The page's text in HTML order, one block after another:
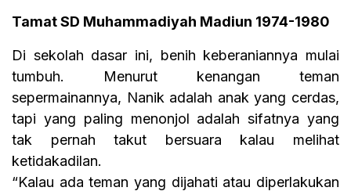
Tamat SD Muhammadiyah Madiun 1974-1980
Di sekolah dasar ini, benih keberaniannya mulai
tumbuh. Menurut kenangan teman
sepermainannya, Nanik adalah anak yang cerdas,
tapi yang paling menonjol adalah sifatnya yang
tak pernah takut bersuara kalau melihat
ketidakadilan.
“Kalau ada teman yang dijahati atau diperlakukan